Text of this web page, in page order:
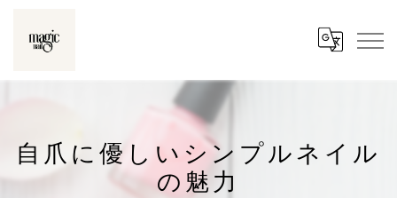
自爪に優しいシンプルネイル
の魅力